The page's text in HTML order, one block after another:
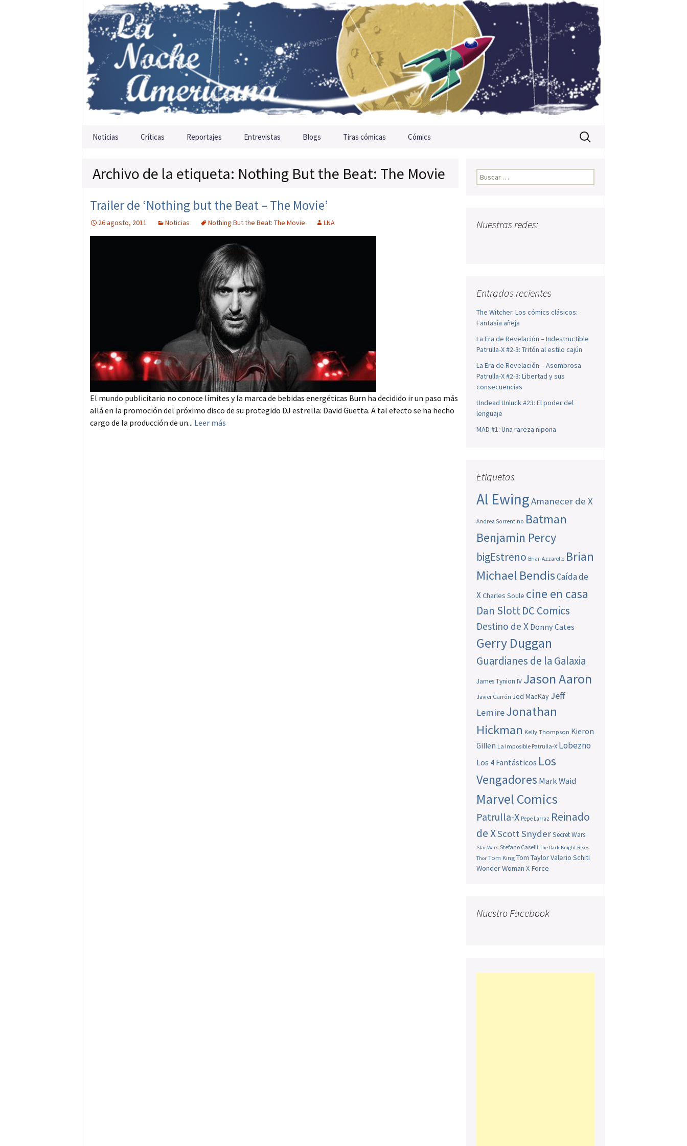
Saltar al contenido
Noticias Críticas Reportajes Entrevistas Blogs Tiras cómicas Cómics Buscar:
Archivo de la etiqueta: Nothing But the Beat: The Movie
Trailer de ‘Nothing but the Beat – The Movie’
26 agosto, 2011 Noticias Nothing But the Beat: The Movie LNA
El mundo publicitario no conoce límites y la marca de bebidas energéticas Burn ha decidido ir un paso más
allá en la promoción del próximo disco de su protegido DJ estrella: David Guetta. A tal efecto se ha hecho
cargo de la producción de un... Leer más
Buscar:
Nuestras redes:
Entradas recientes
The Witcher. Los cómics clásicos:
Fantasía añeja
La Era de Revelación – Indestructible
Patrulla-X #2-3: Tritón al estilo cajún
La Era de Revelación – Asombrosa
Patrulla-X #2-3: Libertad y sus
consecuencias
Undead Unluck #23: El poder del
lenguaje
MAD #1: Una rareza nipona
Etiquetas
Al EwingAmanecer de X
Andrea Sorrentino Batman
Benjamin Percy
bigEstreno Brian Azzarello Brian
Michael BendisCaída de
XCharles Soule cine en casa
Dan SlottDC Comics
Destino de X Donny Cates
Gerry Duggan
Guardianes de la Galaxia
James Tynion IV Jason Aaron
Javier Garrón Jed MacKay Jeff
LemireJonathan
Hickman Kelly Thompson Kieron
Gillen La Imposible Patrulla-X Lobezno
Los 4 Fantásticos Los
Vengadores Mark Waid
Marvel Comics
Patrulla-X Pepe Larraz Reinado
de XScott SnyderSecret Wars
Star Wars Stefano Caselli The Dark Knight Rises
Thor Tom King Tom TaylorValerio Schiti
Wonder Woman X-Force
Nuestro Facebook